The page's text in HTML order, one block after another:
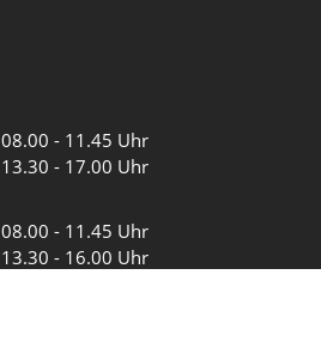
08.00 - 11.45 Uhr
13.30 - 17.00 Uhr
08.00 - 11.45 Uhr
13.30 - 16.00 Uhr